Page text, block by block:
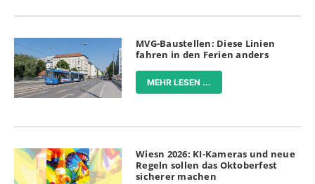
MVG-Baustellen: Diese Linien
fahren in den Ferien anders
MEHR LESEN ...
Wiesn 2026: KI-Kameras und neue
Regeln sollen das Oktoberfest
sicherer machen